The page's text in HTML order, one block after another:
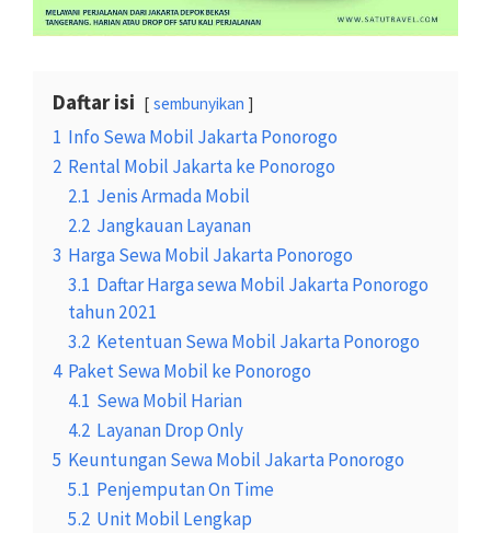
Daftar isi sembunyikan
1 Info Sewa Mobil Jakarta Ponorogo
2 Rental Mobil Jakarta ke Ponorogo
2.1 Jenis Armada Mobil
2.2 Jangkauan Layanan
3 Harga Sewa Mobil Jakarta Ponorogo
3.1 Daftar Harga sewa Mobil Jakarta Ponorogo
tahun 2021
3.2 Ketentuan Sewa Mobil Jakarta Ponorogo
4 Paket Sewa Mobil ke Ponorogo
4.1 Sewa Mobil Harian
4.2 Layanan Drop Only
5 Keuntungan Sewa Mobil Jakarta Ponorogo
5.1 Penjemputan On Time
5.2 Unit Mobil Lengkap